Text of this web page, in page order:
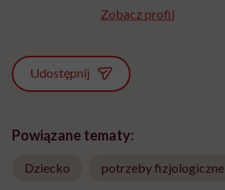
Zobacz profil
Udostępnij
Powiązane tematy:
Dziecko potrzeby fizjologiczne